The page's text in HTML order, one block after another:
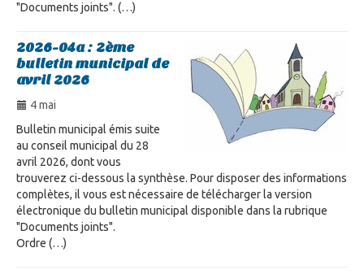
"Documents joints". (…)
2026-04a : 2ème
bulletin municipal de
avril 2026
4 mai
Bulletin municipal émis suite
au conseil municipal du 28
avril 2026, dont vous
trouverez ci-dessous la synthèse. Pour disposer des informations
complètes, il vous est nécessaire de télécharger la version
électronique du bulletin municipal disponible dans la rubrique
"Documents joints".
Ordre (…)